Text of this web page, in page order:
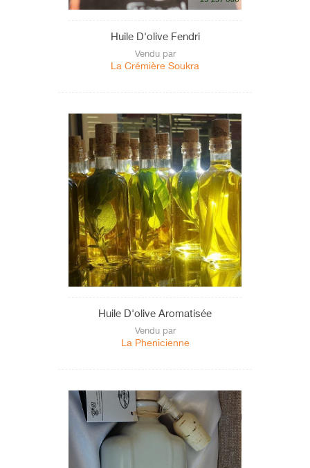
Huile D'olive Fendri
Vendu par
La Crémière Soukra
Huile D'olive Aromatisée
Vendu par
La Phenicienne